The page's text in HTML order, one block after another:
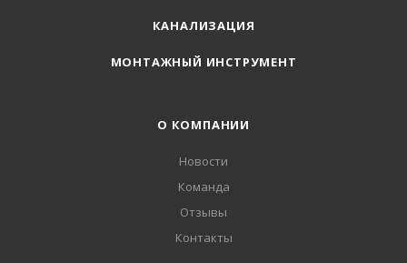
КАНАЛИЗАЦИЯ
МОНТАЖНЫЙ ИНСТРУМЕНТ
О КОМПАНИИ
Новости
Команда
Отзывы
Контакты